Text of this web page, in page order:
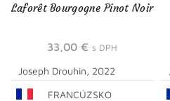
Laforêt Bourgogne Pinot Noir
33,00 € s DPH
Joseph Drouhin, 2022
FRANCÚZSKO